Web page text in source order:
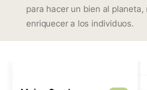
para hacer un bien al planeta,
enriquecer a los individuos.